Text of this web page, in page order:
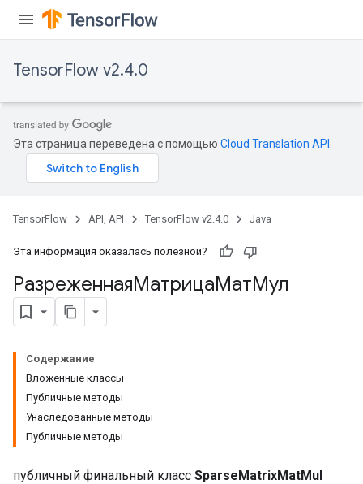
TensorFlow v2.4.0
Эта страница переведена с помощью Cloud Translation API
TensorFlow API, API TensorFlow v2.4.0 Java
Эта информация оказалась полезной?
РазреженнаяМатрицаМатМул
Содержание
Вложенные классы
Публичные методы
Унаследованные методы
Публичные методы
публичный финальный класс SparseMatrixMatMul